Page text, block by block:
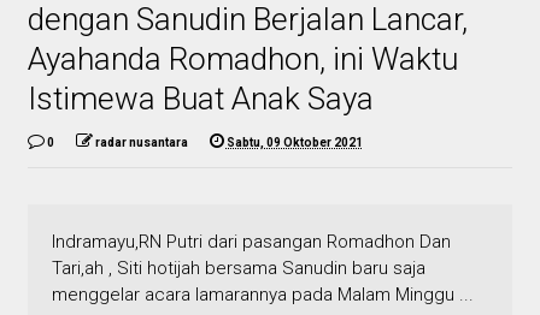
dengan Sanudin Berjalan Lancar,
Ayahanda Romadhon, ini Waktu
Istimewa Buat Anak Saya
0 radar nusantara Sabtu, 09 Oktober 2021
Indramayu,RN Putri dari pasangan Romadhon Dan
Tari,ah , Siti hotijah bersama Sanudin baru saja
menggelar acara lamarannya pada Malam Minggu ...